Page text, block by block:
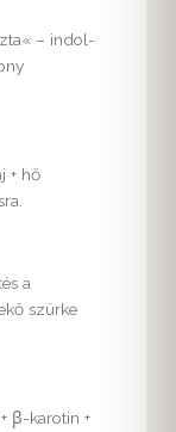
– indol-
+ hő
a
szürke
β-karotin +